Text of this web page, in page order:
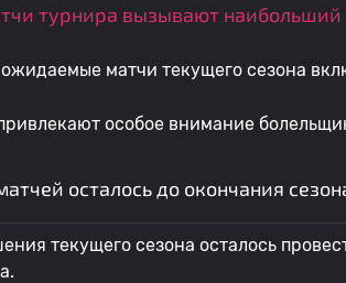
турнира вызывают наибольший
матчи текущего сезона
особое внимание
осталось до окончания
текущего сезона осталось